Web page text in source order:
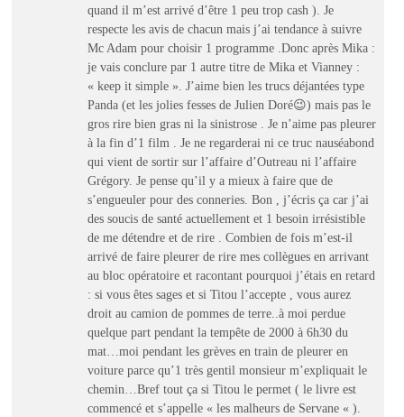
quand il m’est arrivé d’être 1 peu trop cash ). Je
respecte les avis de chacun mais j’ai tendance à suivre
Mc Adam pour choisir 1 programme .Donc après Mika :
je vais conclure par 1 autre titre de Mika et Vianney :
« keep it simple ». J’aime bien les trucs déjantées type
Panda (et les jolies fesses de Julien Doré😉) mais pas le
gros rire bien gras ni la sinistrose . Je n’aime pas pleurer
à la fin d’1 film . Je ne regarderai ni ce truc nauséabond
qui vient de sortir sur l’affaire d’Outreau ni l’affaire
Grégory. Je pense qu’il y a mieux à faire que de
s’engueuler pour des conneries. Bon , j’écris ça car j’ai
des soucis de santé actuellement et 1 besoin irrésistible
de me détendre et de rire . Combien de fois m’est-il
arrivé de faire pleurer de rire mes collègues en arrivant
au bloc opératoire et racontant pourquoi j’étais en retard
: si vous êtes sages et si Titou l’accepte , vous aurez
droit au camion de pommes de terre..à moi perdue
quelque part pendant la tempête de 2000 à 6h30 du
mat…moi pendant les grèves en train de pleurer en
voiture parce qu’1 très gentil monsieur m’expliquait le
chemin…Bref tout ça si Titou le permet ( le livre est
commencé et s’appelle « les malheurs de Servane « ).